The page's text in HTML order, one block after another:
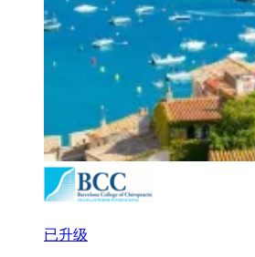
已升级